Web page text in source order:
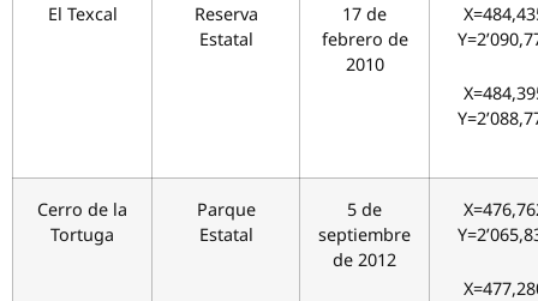
El Texcal
Reserva
Estatal
17 de
febrero de
2010
Cerro de la
Tortuga
Parque
Estatal
5 de
septiembre
de 2012